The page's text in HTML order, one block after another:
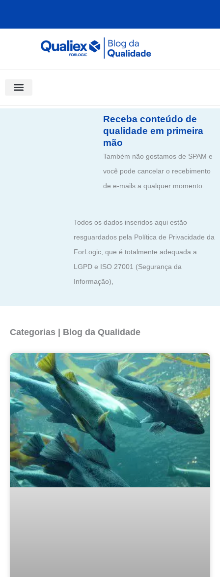
Receba conteúdo de
qualidade em primeira
mão
Também não gostamos de SPAM e
você pode cancelar o recebimento
de e-mails a qualquer momento.
Todos os dados inseridos aqui estão
resguardados pela Política de Privacidade da
ForLogic, que é totalmente adequada a
LGPD e ISO 27001 (Segurança da
Informação),
Categorias | Blog da Qualidade